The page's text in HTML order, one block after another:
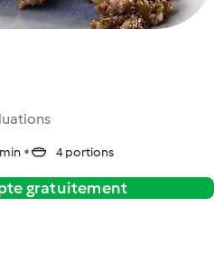
4 portions
gratuitement